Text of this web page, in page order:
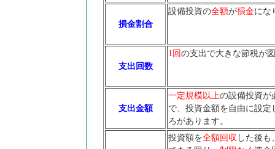
損金割合
設備投資の全額が損金にな
支出回数
1回の支出で大きな節税が
支出金額
一定規模以上の設備投資が
で、投資金額を自由に設定
ろがあります。
投資額を全額回収 した後も